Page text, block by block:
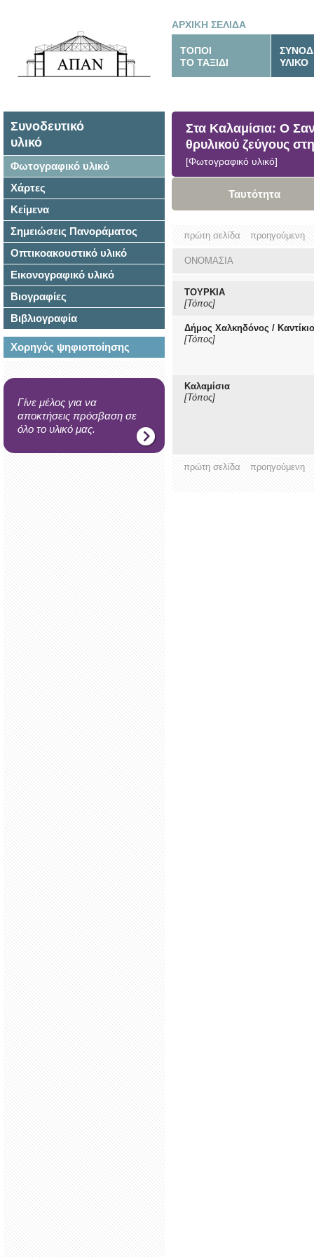
ΑΡΧΙΚΗ ΣΕΛΙΔΑ
ΤΟΠΟΙ
ΤΟ ΤΑΞΙΔΙ
ΥΛΙΚΟ
Συνοδευτικό
υλικό
Φωτογραφικό υλικό
Χάρτες
Κείμενα
Σημειώσεις Πανοράματος
Οπτικοακουστικό υλικό
Εικονογραφικό υλικό
Βιογραφίες
Βιβλιογραφία
Χορηγός ψηφιοποίησης
Γίνε μέλος για να
αποκτήσεις πρόσβαση σε
όλο το υλικό μας.
Στα Καλαμίσια: Ο
θρυλικού ζεύγους
[Φωτογραφικό υλικό]
Ταυτότητα
πρώτη σελίδα προηγούμενη
ΟΝΟΜΑΣΙΑ
ΤΟΥΡΚΙΑ
[Τόπος]
Δήμος Χαλκηδόνος /
[Τόπος]
Καλαμίσια
[Τόπος]
πρώτη σελίδα προηγούμενη